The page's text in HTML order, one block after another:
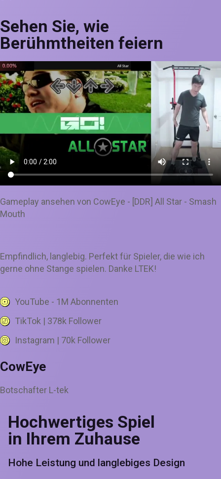
Sehen Sie, wie
Berühmtheiten feiern
Gameplay ansehen von CowEye - [DDR] All Star - Smash
Mouth
Empfindlich, langlebig. Perfekt für Spieler, die wie ich
gerne ohne Stange spielen. Danke LTEK!
YouTube - 1M Abonnenten
TikTok | 378k Follower
Instagram | 70k Follower
CowEye
Botschafter L-tek
Hochwertiges Spiel
in Ihrem Zuhause
Hohe Leistung und langlebiges Design